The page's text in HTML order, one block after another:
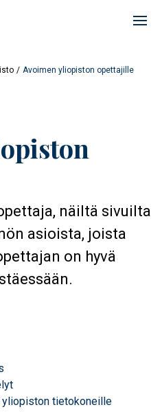
Avoimen yliopiston opettajille
näiltä sivuilta
asioista, joista
on hyvä
yliopiston tietokoneille